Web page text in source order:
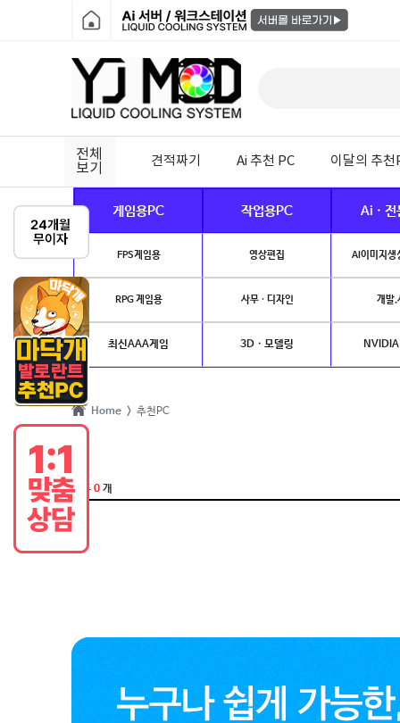
전체
보기
견적짜기 Ai 추천 PC 이달의 추천
게임용PC 작업용PC Ai · 전
FPS게임용 영상편집 AI이미지생
RPG 게임용 사무 · 디자인 개발.
최신AAA게임 3D · 모델링
Home > 추천PC